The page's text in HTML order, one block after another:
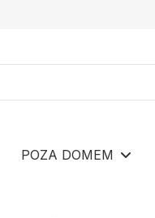
POZA DOMEM